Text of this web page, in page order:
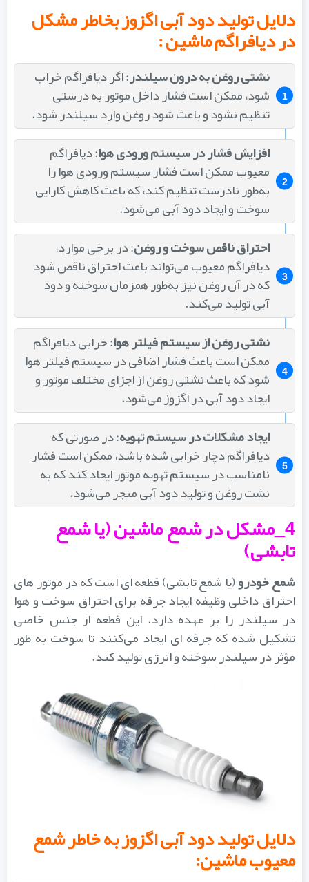
دلایل تولید دود آبی اگزوز بخاطر مشکل
در دیافراگم ماشین :
نشتی روغن به درون سیلندر: اگر دیافراگم خراب
شود، ممکن است فشار داخل موتور به درستی
تنظیم نشود و باعث شود روغن وارد سیلندر شود.
افزایش فشار در سیستم ورودی هوا: دیافراگم
معیوب ممکن است فشار سیستم ورودی هوا را
به‌طور نادرست تنظیم کند، که باعث کاهش کارایی
سوخت و ایجاد دود آبی می‌شود.
احتراق ناقص سوخت و روغن: در برخی موارد،
دیافراگم معیوب می‌تواند باعث احتراق ناقص شود
که در آن روغن نیز به‌طور همزمان سوخته و دود
آبی تولید می‌کند.
نشتی روغن از سیستم فیلتر هوا: خرابی دیافراگم
ممکن است باعث فشار اضافی در سیستم فیلتر هوا
شود که باعث نشتی روغن از اجزای مختلف موتور و
ایجاد دود آبی در اگزوز می‌شود.
ایجاد مشکلات در سیستم تهویه: در صورتی که
دیافراگم دچار خرابی شده باشد، ممکن است فشار
نامناسب در سیستم تهویه موتور ایجاد کند که به
نشت روغن و تولید دود آبی منجر می‌شود.
4_مشکل در شمع ماشین (یا شمع
تابشی)
شمع خودرو(یا شمع تابشی) قطعه‌ ای است که در موتور های
احتراق داخلی وظیفه ایجاد جرقه برای احتراق سوخت و هوا
در سیلندر را بر عهده دارد. این قطعه از جنس خاصی
تشکیل شده که جرقه‌ ای ایجاد می‌کنند تا سوخت به طور
مؤثر در سیلندر سوخته و انرژی تولید کند.
دلایل تولید دود آبی اگزوز به خاطر شمع
معیوب ماشین: